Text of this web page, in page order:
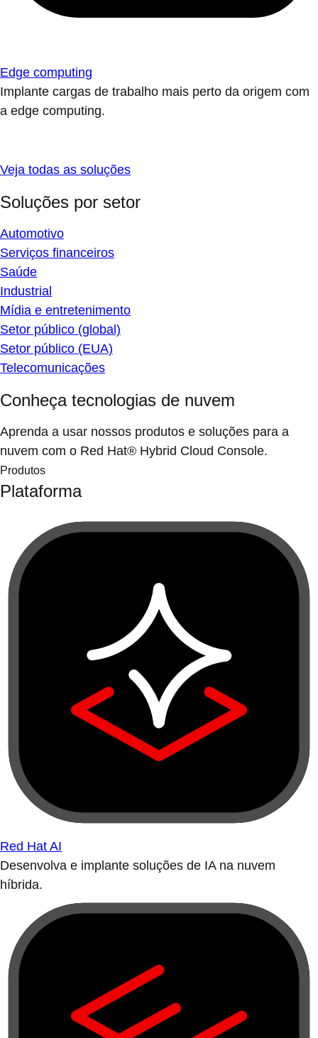
Edge computing
Implante cargas de trabalho mais perto da origem com
a edge computing.
Veja todas as soluções
Soluções por setor
Automotivo
Serviços financeiros
Saúde
Industrial
Mídia e entretenimento
Setor público (global)
Setor público (EUA)
Telecomunicações
Conheça tecnologias de nuvem
Aprenda a usar nossos produtos e soluções para a
nuvem com o Red Hat® Hybrid Cloud Console.
Produtos
Plataforma
Red Hat AI
Desenvolva e implante soluções de IA na nuvem
híbrida.